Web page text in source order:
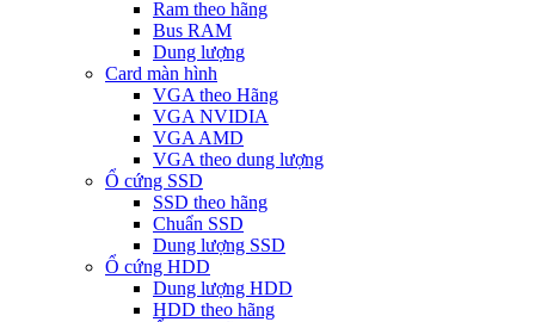
Ram theo hãng
Bus RAM
Dung lượng
Card màn hình
VGA theo Hãng
VGA NVIDIA
VGA AMD
VGA theo dung lượng
Ổ cứng SSD
SSD theo hãng
Chuẩn SSD
Dung lượng SSD
Ổ cứng HDD
Dung lượng HDD
HDD theo hãng